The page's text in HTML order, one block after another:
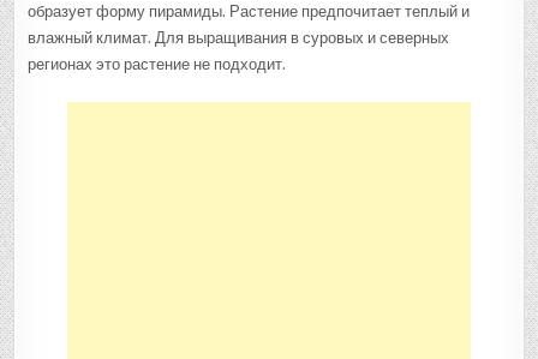
образует форму пирамиды. Растение предпочитает теплый и
влажный климат. Для выращивания в суровых и северных
регионах это растение не подходит.